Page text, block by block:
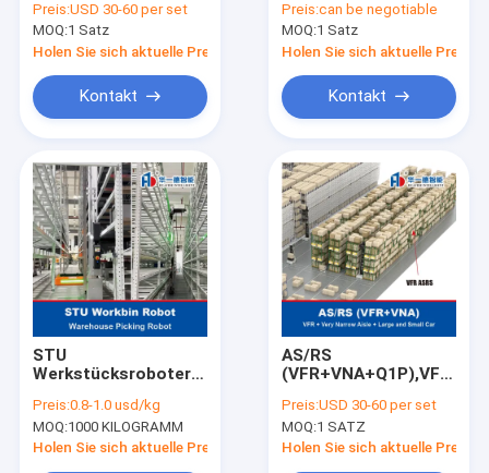
Autonomous Mobile
Robot,Warehouse
Automation und
Logistik Industrie
automatisch
organisieren und
Handling Robot
Preis:USD 30-60 per set
MOQ:1 Satz
Holen Sie sich aktuelle Preis
Kontakt
Palettenregalsystem
für mobile Lagerung
Preis:can be negotiable
MOQ:1 Satz
Holen Sie sich aktuelle Preis
Kontakt
STU
Werkstücksroboter
Roboter AMR
Autonomer mobiler
Roboter für den
Preis:0.8-1.0 usd/kg
MOQ:1000 KILOGRAMM
Holen Sie sich aktuelle Preis
AS/RS
und Kleinwagen,Very
Narrow Aisle Fork-
Typ Autonomer
Preis:USD 30-60 per set
MOQ:1 SATZ
Holen Sie sich aktuelle Preis